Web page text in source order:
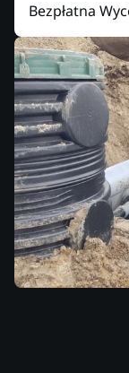
Bezpłatna